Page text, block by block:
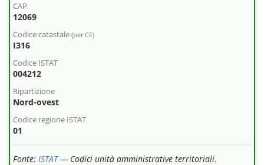
CAP
12069
Codice catastale (per CF)
I316
Codice ISTAT
004212
Ripartizione
Nord-ovest
Codice regione ISTAT
01
Fonte: ISTAT— Codici unità amministrative territoriali.